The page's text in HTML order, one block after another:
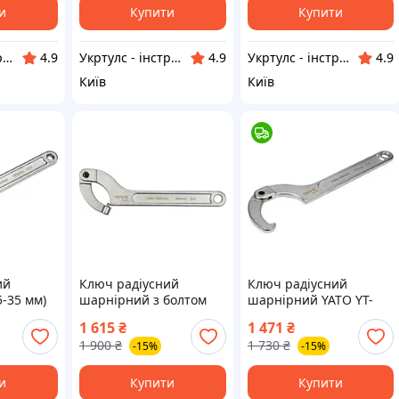
Укртулс - інструменти та обладнання
4.9
Купити
Укртулс - інструменти та обладнання
4.9
Київ
Купити
Укртулс - інструменти та обладнання
4.9
Київ
35 мм)
01670
Ключ радіусний
шарнірний з болтом
(Польща)
1 615₴
1 900 ₴ -15%
Купити
Ключ радіусний
шарнірний YATO YT-
1 471 ₴
1 730 ₴ -15%
Купити